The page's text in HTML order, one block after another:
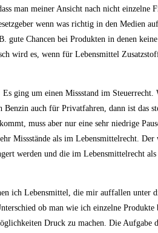
man meiner Ansicht nach nicht einzelne
wenn was richtig in den Medien
gute Chancen bei Produkten in denen
wird es, wenn für Lebensmittel
ging um einen Missstand im Steuerrecht.
auch für Privatfahren, dann ist das
muss aber nur eine sehr niedrige
Missstände als im Lebensmittelrecht. Der
werden und die im Lebensmittelrecht
ich Lebensmittel, die mir auffallen unter
ob man wie ich einzelne Produkte
Druck zu machen. Die Aufgabe